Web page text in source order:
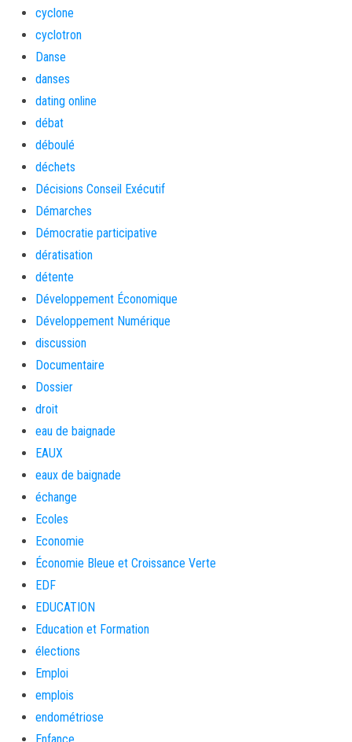
cyclone
cyclotron
Danse
danses
dating online
débat
déboulé
déchets
Décisions Conseil Exécutif
Démarches
Démocratie participative
dératisation
détente
Développement Économique
Développement Numérique
discussion
Documentaire
Dossier
droit
eau de baignade
EAUX
eaux de baignade
échange
Ecoles
Economie
Économie Bleue et Croissance Verte
EDF
EDUCATION
Education et Formation
élections
Emploi
emplois
endométriose